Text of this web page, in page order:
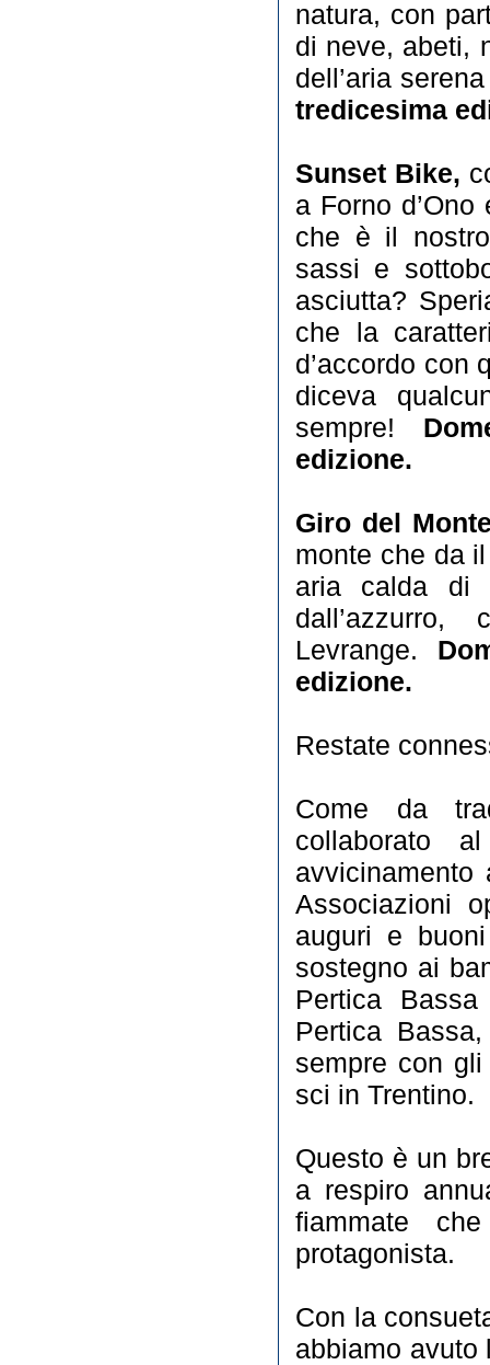
natura, con
di neve, abeti,
dell’aria
tredicesima
Sunset Bike,
a Forno
che è il
sassi e
asciutta?
che la
d’accordo con
diceva
sempre!
edizione.
Giro del
monte che da
aria calda di
dall’azzurro,
Levrange.
edizione.
Restate
Come da
collaborato al
Associazioni
auguri e
sostegno ai
Pertica
Pertica
sempre con
sci in Trentino.
Questo è un
a respiro
fiammate
protagonista.
Con la
abbiamo avuto